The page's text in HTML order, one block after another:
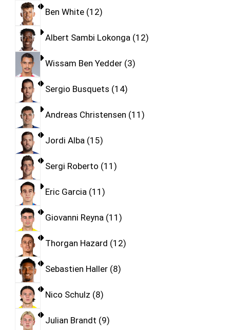
Ben White 12
Albert Sambi Lokonga 12
Wissam Ben Yedder 3
Sergio Busquets 14
Andreas Christensen 11
Jordi Alba 15
Sergi Roberto 11
Eric Garcia 11
Giovanni Reyna 11
Thorgan Hazard 12
Sebastien Haller 8
Nico Schulz 8
Julian Brandt 9